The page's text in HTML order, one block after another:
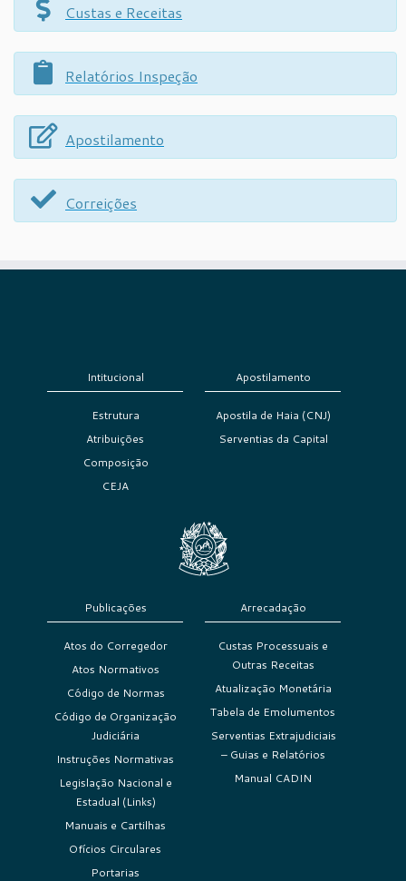
Custas e Receitas
Relatórios Inspeção
Apostilamento
Correições
Intitucional
Estrutura
Atribuições
Composição
CEJA
Apostilamento
Apostila de Haia (CNJ)
Serventias da Capital
Publicações
Atos do Corregedor
Atos Normativos
Código de Normas
Código de Organização
Judiciária
Instruções Normativas
Legislação Nacional e
Estadual (Links)
Manuais e Cartilhas
Ofícios Circulares
Portarias
Arrecadação
Custas Processuais e
Outras Receitas
Atualização Monetária
Tabela de Emolumentos
Serventias Extrajudiciais
– Guias e Relatórios
Manual CADIN